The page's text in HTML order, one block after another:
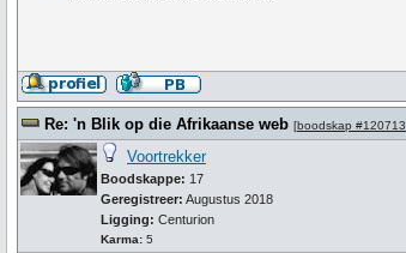
Re: 'n Blik op die Afrikaanse web [boodskap #120713
Voortrekker
Boodskappe: 17
Geregistreer: Augustus 2018
Ligging: Centurion
Karma: 5